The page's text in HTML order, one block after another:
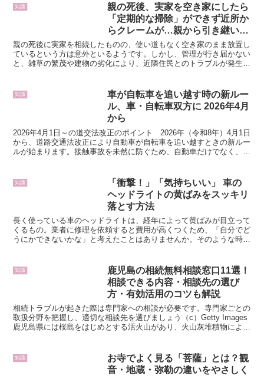
知識
親の死後、実家を空き家にしたら
「定期的な掃除」ができず近所か
らクレームが…親から引き継いだ
土地は売った方がいい？
親の死後に実家を相続したものの、使い道もなく空き家のまま放置し
ているという方は意外といるようです。しかし、管理が行き届かない
と、雑草の繁茂や建物の劣化により、近隣住民とのトラブルが発生す
知識
車が自転車を追い越す時の新ルー
ル、車・自転車双方に 2026年4月
から
2026年4月1日～の道交法改正のポイント 2026年（令和8年）4月1日
から、道路交通法改正により自動車が自転車を追い越すときの新ルー
ルが始まります。接触事故を未然に防ぐため、自動車だけでなく、自
知識
「衝撃！」「気持ちいい」 車の
ヘッドライトの黄ばみをスッキリ
落とす方法
長く使っている車のヘッドライトは、経年によって黄ばみが目立って
くるもの。業者に修理を依頼すると費用が高くつくため、「自分でど
うにかできないかな」と考えたことはありませんか。そのような時に
知識
鹿児島の相続無料相談窓口11選！
相談できる内容・相談先の選び
方・有効活用のコツも解説
相続トラブルが起きた際は専門家への相談が必要です。専門家ごとの
取扱分野を把握し、適切な相談先を選びましょう（c）Getty Images
鹿児島県には桜島をはじめとする活火山があり、火山灰堆積物による
知識
お寺でよく見る「菩薩」とは？観
音・地蔵・弥勒の違いをやさしく